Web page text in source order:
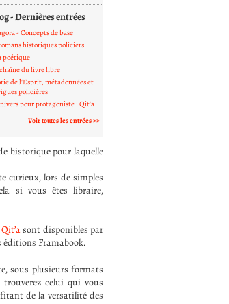
- Dernières entrées
- Concepts de base
historiques policiers
poétique
du livre libre
de l'Esprit, métadonnées et
policières
pour protagoniste : Qit'a
Voir toutes les entrées
historique pour laquelle
curieux, lors de simples
si vous êtes libraire,
sont disponibles par
éditions Framabook.
sous plusieurs formats
celui qui vous
de la versatilité des